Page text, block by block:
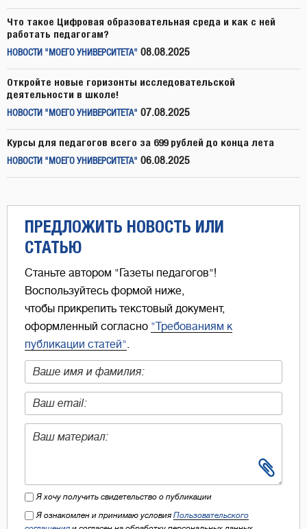
Что такое Цифровая образовательная среда и как с ней
работать педагогам?
НОВОСТИ "МОЕГО УНИВЕРСИТЕТА" 08.08.2025
Откройте новые горизонты исследовательской
деятельности в школе!
НОВОСТИ "МОЕГО УНИВЕРСИТЕТА" 07.08.2025
Курсы для педагогов всего за 699 рублей до конца лета
НОВОСТИ "МОЕГО УНИВЕРСИТЕТА" 06.08.2025
ПРЕДЛОЖИТЬ НОВОСТЬ ИЛИ
СТАТЬЮ
Станьте автором "Газеты педагогов"!
Воспользуйтесь формой ниже,
чтобы прикрепить текстовый документ,
оформленный согласно "Требованиям к
публикации статей"
Я хочу получить свидетельство о публикации
Я ознакомлен и принимаю условия Пользовательского